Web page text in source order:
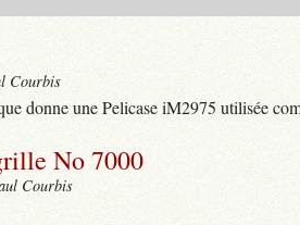
Courbis
donne une Pelicase iM2975 utilisée
No 7000
Courbis